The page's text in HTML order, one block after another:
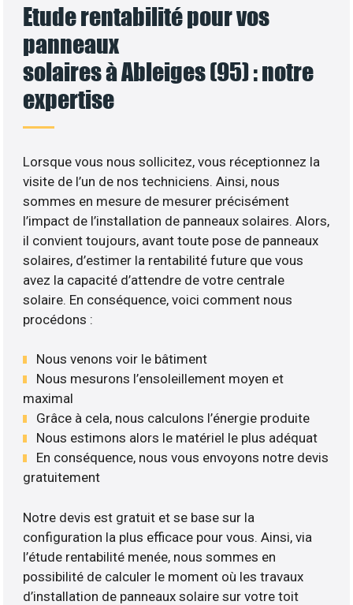
Etude rentabilité pour vos
panneaux
solaires à Ableiges (95) : notre
expertise
Lorsque vous nous sollicitez, vous réceptionnez la
visite de l’un de nos techniciens. Ainsi, nous
sommes en mesure de mesurer précisément
l’impact de l’installation de panneaux solaires. Alors,
il convient toujours, avant toute pose de panneaux
solaires, d’estimer la rentabilité future que vous
avez la capacité d’attendre de votre centrale
solaire. En conséquence, voici comment nous
procédons :
Nous venons voir le bâtiment
Nous mesurons l’ensoleillement moyen et
maximal
Grâce à cela, nous calculons l’énergie produite
Nous estimons alors le matériel le plus adéquat
En conséquence, nous vous envoyons notre devis
gratuitement
Notre devis est gratuit et se base sur la
configuration la plus efficace pour vous. Ainsi, via
l’étude rentabilité menée, nous sommes en
possibilité de calculer le moment où les travaux
d’installation de panneaux solaire sur votre toit